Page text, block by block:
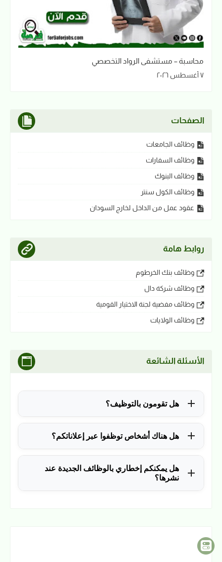
محاسبة – مستشفى الرواد التخصصي
٧ أغسطس ٢٠٢٦
الصفحات
وظائف الجامعات
وظائف السفارات
وظائف البنوك
وظائف الكول سنتر
عقود عمل من الداخل لخارج السودان
روابط هامة
وظائف بنك الخرطوم
وظائف شركة دال
وظائف مفضية لجنة الاختيار القومية
وظائف الولايات
الأسئلة الشائعة
هل تقومون بالتوظيف؟
للأسف لا، في الوقت الحالي نقوم فقط بنشر الوظائف
المتاحة.هل هناك أشخاص توظفوا عبر إعلاناتكم؟
نعم ولله الحمد، منذ التأسيس في 2018 نشرنا آلاف
الوظائف، وكانت سببًا في توظيف آلاف من المتابعين.
هل يمكنكم إخطاري بالوظائف الجديدة عند
نشرها؟